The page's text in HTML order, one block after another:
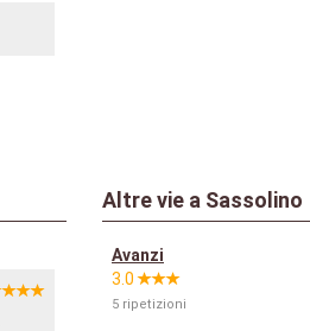
Altre vie a Sassolino
Avanzi
3.0
5 ripetizioni